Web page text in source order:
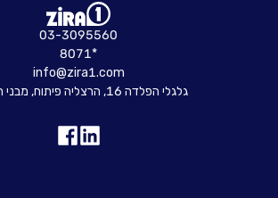
03-3095560
8071*
info@zira1.com
גלגלי הפלדה 16, הרצליה פיתוח, מבני תל-עד